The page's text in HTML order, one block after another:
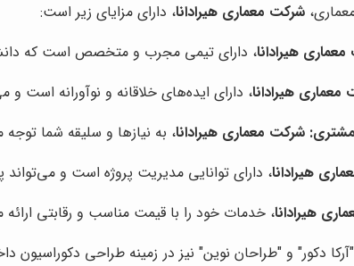
شرکت معماری هیرادانا، دارای مزایای زیر است:
هیرادانا، دارای تیمی مجرب و متخصص است که دانش و
هیرادانا، دارای ایده‌های خلاقانه و نوآورانه است
مشتری: شرکت معماری هیرادانا، به نیازها و سلیقه شما
هیرادانا، دارای توانایی مدیریت پروژه است و می‌تواند
هیرادانا، خدمات خود را با قیمت مناسب و رقابتی
دکور" و "طراحان نوین" نیز در زمینه طراحی دکوراسیون